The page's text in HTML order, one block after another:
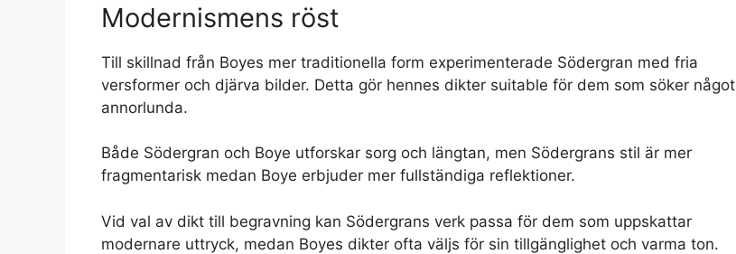
Modernismens röst
Till skillnad från Boyes mer traditionella form experimenterade Södergran med fria
versformer och djärva bilder. Detta gör hennes dikter suitable för dem som söker något
annorlunda.
Både Södergran och Boye utforskar sorg och längtan, men Södergrans stil är mer
fragmentarisk medan Boye erbjuder mer fullständiga reflektioner.
Vid val av dikt till begravning kan Södergrans verk passa för dem som uppskattar
modernare uttryck, medan Boyes dikter ofta väljs för sin tillgänglighet och varma ton.